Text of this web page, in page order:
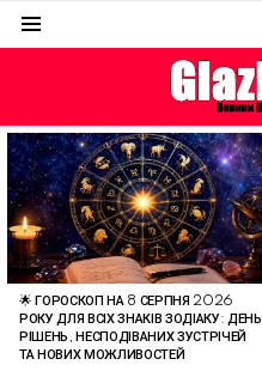
ОСТАННІ
СТАТТІ
🌟 ГОРОСКОП НА 8 СЕРПНЯ 2026
РОКУ ДЛЯ ВСІХ ЗНАКІВ ЗОДІАКУ: ДЕНЬ
РІШЕНЬ, НЕСПОДІВАНИХ ЗУСТРІЧЕЙ
ТА НОВИХ МОЖЛИВОСТЕЙ